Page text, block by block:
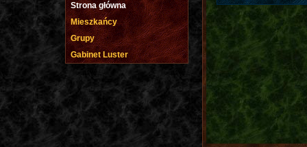
Strona główna
Mieszkańcy
Grupy
Gabinet Luster